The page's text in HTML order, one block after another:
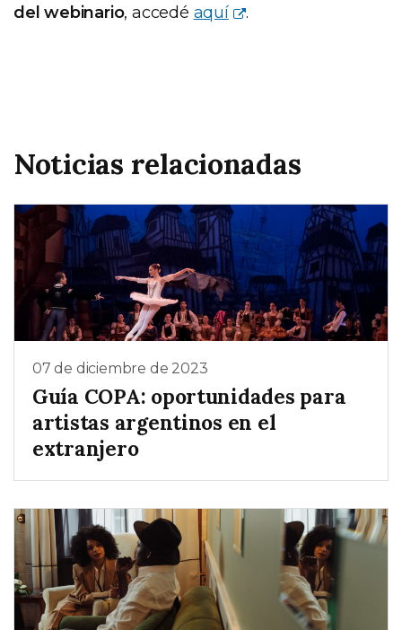
del webinario, accedé aquí .
Noticias relacionadas
07 de diciembre de 2023
Guía COPA: oportunidades para
artistas argentinos en el
extranjero